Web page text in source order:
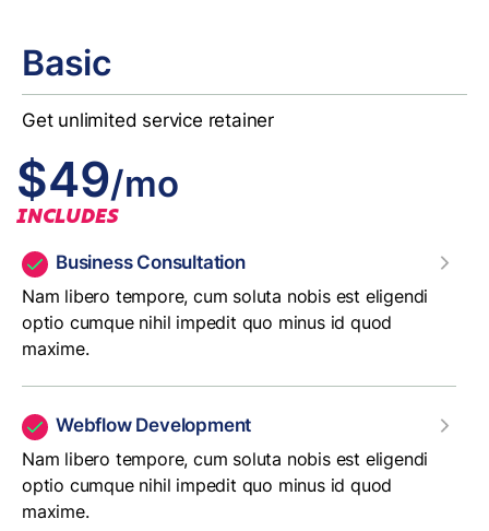
Basic
Get unlimited service retainer
$49/mo
INCLUDES
Business Consultation
Nam libero tempore, cum soluta nobis est eligendi
optio cumque nihil impedit quo minus id quod
maxime.
Webflow Development
Nam libero tempore, cum soluta nobis est eligendi
optio cumque nihil impedit quo minus id quod
maxime.